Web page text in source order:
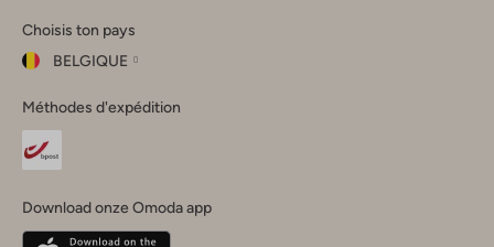
Instagram
Facebook
TikTok
Choisis ton pays
BELGIQUE
ton
pays
Fermer
Belgique(Français)
Méthodes d'expédition
Download onze Omoda app